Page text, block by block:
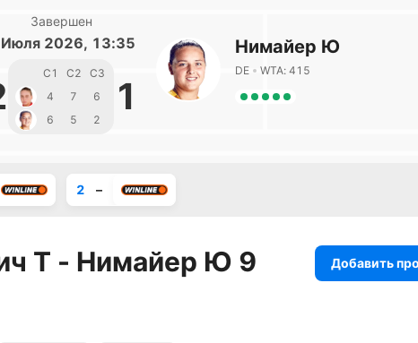
Завершен
2026, 13:35
С1 С2
С3
4
7
6
6
5 2
1
Нимайер Ю
DE WTA: 415
2 –
Т - Нимайер Ю 9
Добавить